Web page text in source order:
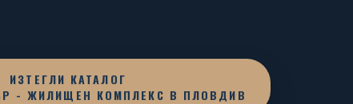
ИЗТЕГЛИ КАТАЛОГ
- ЖИЛИЩЕН КОМПЛЕКС В ПЛОВДИВ